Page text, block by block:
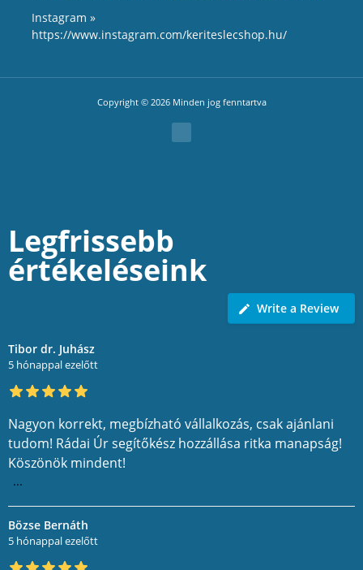
Instagram »
https://www.instagram.com/keriteslecshop.hu/
Copyright © 2026 Minden jog fenntartva
Legfrissebb
értékeléseink
Write a Review
Tibor dr. Juhász
5 hónappal ezelőtt
Nagyon korrekt, megbízható vállalkozás, csak ajánlani
tudom! Rádai Úr segítőkész hozzállása ritka manapság!
Köszönök mindent!
...
Bözse Bernáth
5 hónappal ezelőtt